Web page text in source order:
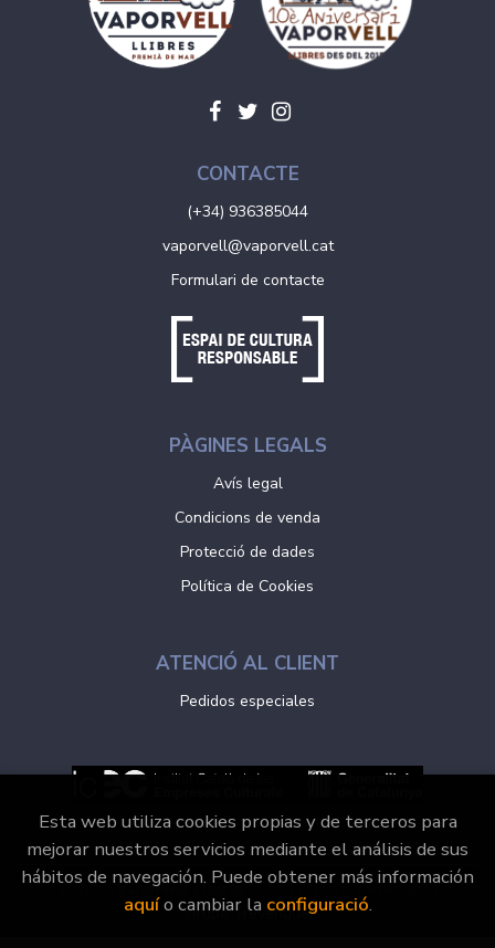
CONTACTE
(+34) 936385044
vaporvell@vaporvell.cat
Formulari de contacte
PÀGINES LEGALS
Avís legal
Condicions de venda
Protecció de dades
Política de Cookies
ATENCIÓ AL CLIENT
Pedidos especiales
2026 © Vaporvell Llibres. Tots els Drets Reservats |
Grupo Trevenque
Esta web utiliza cookies propias y de terceros para
mejorar nuestros servicios mediante el análisis de sus
hábitos de navegación. Puede obtener más información
aquío cambiar la configuració.